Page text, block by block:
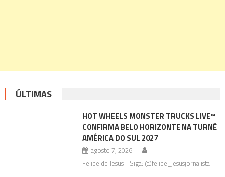
ÚLTIMAS
HOT WHEELS MONSTER TRUCKS LIVE™
CONFIRMA BELO HORIZONTE NA TURNÊ
AMÉRICA DO SUL 2027
agosto 7, 2026
Felipe de Jesus - Siga: @felipe_jesusjornalista